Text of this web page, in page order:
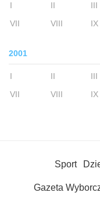
I II III
VII
VIII IX
2001
I II III
VII
VIII IX
Sport
Gazeta